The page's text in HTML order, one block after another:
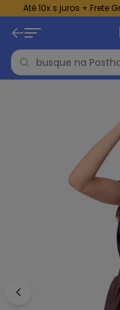
Até 10x s juros + Frete